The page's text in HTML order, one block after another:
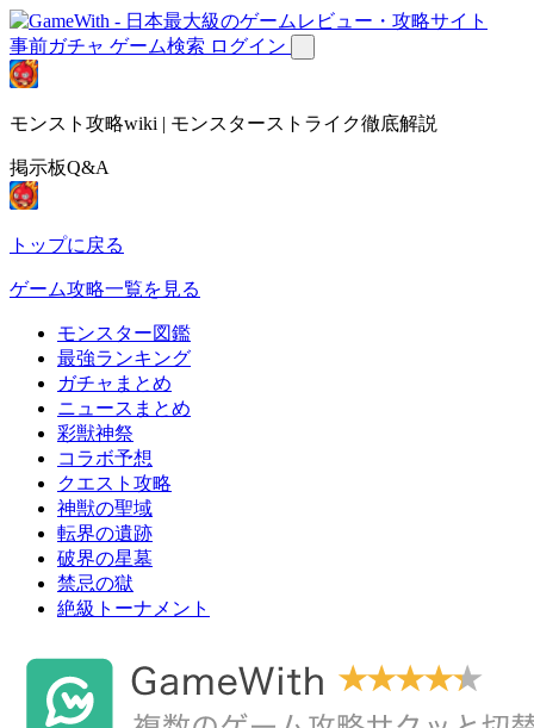
事前ガチャ ゲーム検索 ログイン
モンスト攻略wiki | モンスターストライク徹底解説
掲示板Q&A
トップに戻る
ゲーム攻略一覧を見る
モンスター図鑑
最強ランキング
ガチャまとめ
ニュースまとめ
彩獣神祭
コラボ予想
クエスト攻略
神獣の聖域
転界の遺跡
破界の星墓
禁忌の獄
絶級トーナメント